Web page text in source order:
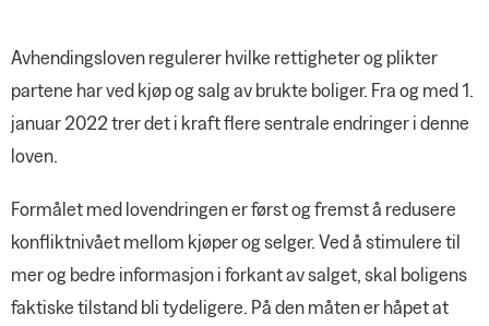
Avhendingsloven regulerer hvilke rettigheter og plikter
partene har ved kjøp og salg av brukte boliger. Fra og med 1.
januar 2022 trer det i kraft flere sentrale endringer i denne
loven.
Formålet med lovendringen er først og fremst å redusere
konfliktnivået mellom kjøper og selger. Ved å stimulere til
mer og bedre informasjon i forkant av salget, skal boligens
faktiske tilstand bli tydeligere. På den måten er håpet at